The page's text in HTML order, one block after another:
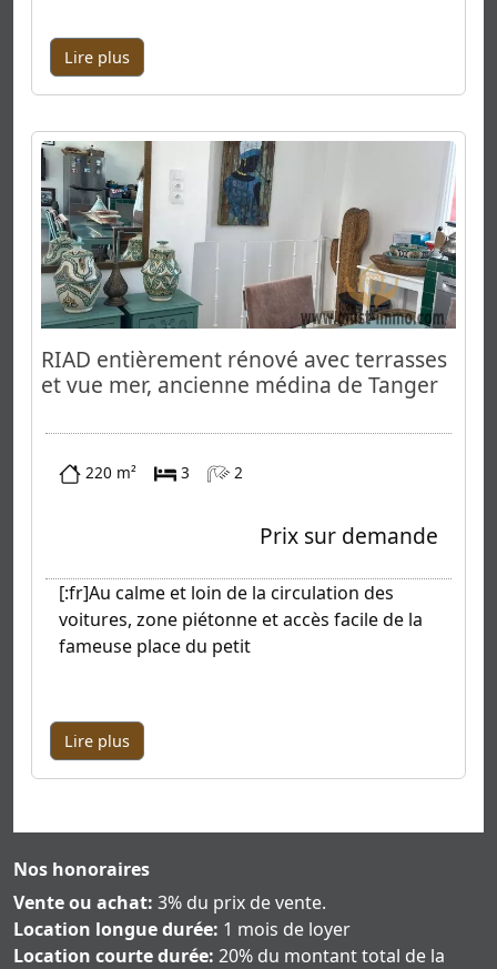
Lire plus
RIAD entièrement rénové avec terrasses
et vue mer, ancienne médina de Tanger
220 m² 3 2
Prix sur demande
[:fr]Au calme et loin de la circulation des
voitures, zone piétonne et accès facile de la
fameuse place du petit
Lire plus
Nos honoraires
Vente ou achat: 3% du prix de vente.
Location longue durée: 1 mois de loyer
Location courte durée: 20% du montant total de la